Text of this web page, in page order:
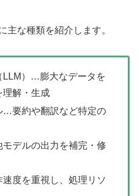
主な種類を紹介します。
LLM）…膨大なデータを
理解・生成
…要約や翻訳など特定の
デルの出力を補完・修
度を重視し、処理リソ